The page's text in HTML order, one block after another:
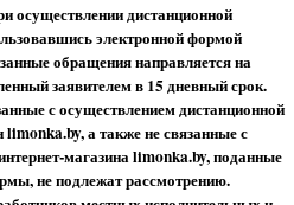
осуществлении дистанционной
электронной формой
обращения направляется на
заявителем в 15 дневный срок.
с осуществлением дистанционной
limonka.by, а также не связанные с
магазина limonka.by, поданные
не подлежат рассмотрению.